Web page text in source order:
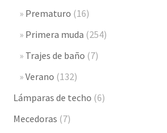
Prematuro (16)
Primera muda (254)
Trajes de baño (7)
Verano (132)
Lámparas de techo (6)
Mecedoras (7)